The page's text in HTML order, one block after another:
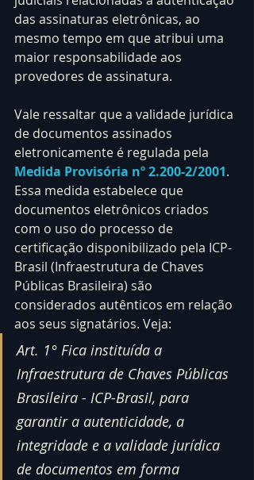
das assinaturas eletrônicas, ao
mesmo tempo em que atribui uma
maior responsabilidade aos
provedores de assinatura.
Vale ressaltar que a validade jurídica
de documentos assinados
eletronicamente é regulada pela
Medida Provisória nº 2.200-2/2001.
Essa medida estabelece que
documentos eletrônicos criados
com o uso do processo de
certificação disponibilizado pela ICP-
Brasil (Infraestrutura de Chaves
Públicas Brasileira) são
considerados autênticos em relação
aos seus signatários. Veja:
Art. 1° Fica instituída a
Infraestrutura de Chaves Públicas
Brasileira - ICP-Brasil, para
garantir a autenticidade, a
integridade e a validade jurídica
de documentos em forma